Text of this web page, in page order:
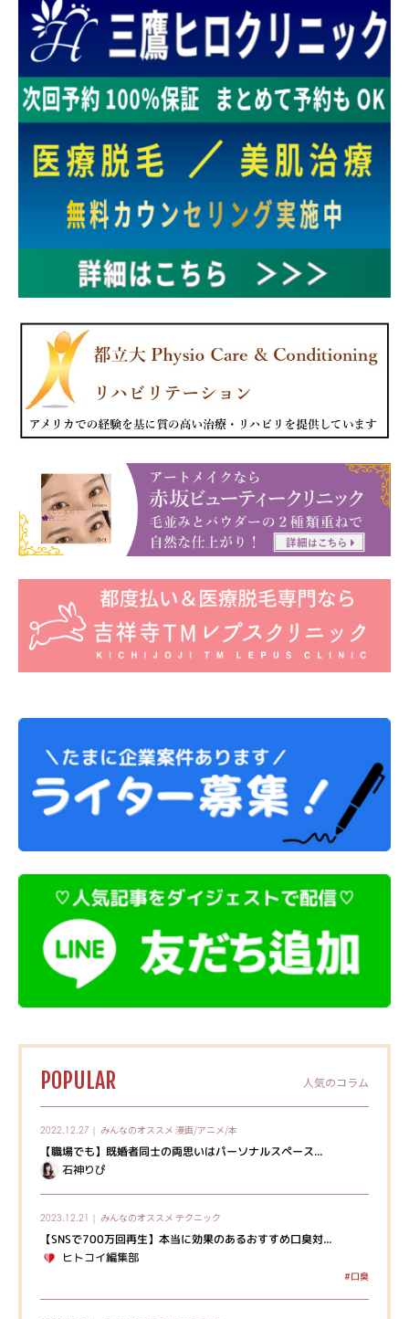
POPULAR 人気のコラム
2022.12.27｜ みんなのオススメ 漫画/アニメ/本
【職場でも】既婚者同士の両思いはパーソナルスペース...
石神りぴ
2023.12.21｜ みんなのオススメ テクニック
【SNSで700万回再生】本当に効果のあるおすすめ口臭対...
ヒトコイ編集部
#口臭